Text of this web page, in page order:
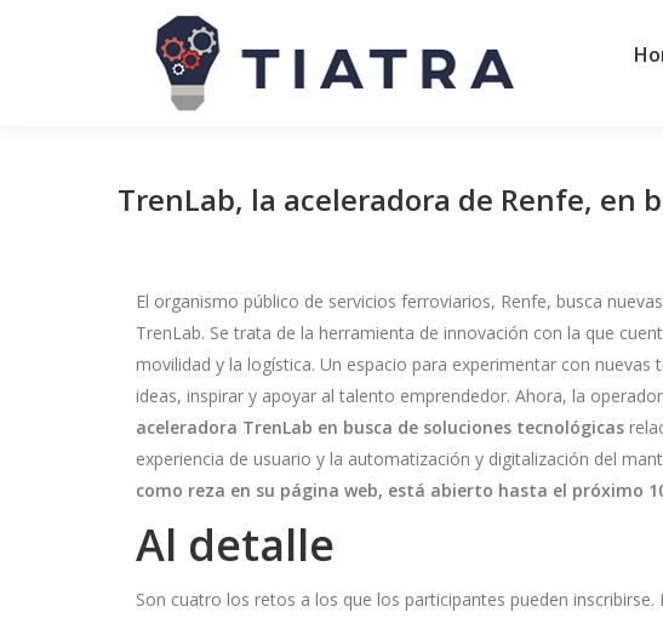
TrenLab, la aceleradora de Renfe, en
El organismo público de servicios ferroviarios, Renfe, busca
TrenLab. Se trata de la herramienta de innovación con la que
movilidad y la logística. Un espacio para experimentar con
ideas, inspirar y apoyar al talento emprendedor. Ahora, la
aceleradora TrenLab en busca de soluciones tecnológicas
experiencia de usuario y la automatización y digitalización del
como reza en su página web, está abierto hasta el próximo
Al detalle
Son cuatro los retos a los que los participantes pueden